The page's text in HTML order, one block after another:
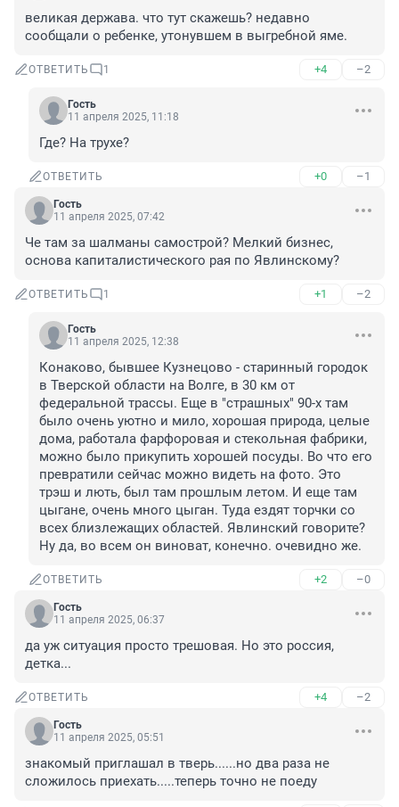
великая держава. что тут скажешь? недавно
сообщали о ребенке, утонувшем в выгребной яме.
ОТВЕТИТЬ 1 +4 –2
Гость
11 апреля 2025, 11:18
Где? На трухе?
ОТВЕТИТЬ +0 –1
Гость
11 апреля 2025, 07:42
Че там за шалманы самострой? Мелкий бизнес,
основа капиталистического рая по Явлинскому?
ОТВЕТИТЬ 1 +1 –2
Гость
11 апреля 2025, 12:38
Конаково, бывшее Кузнецово - старинный городок
в Тверской области на Волге, в 30 км от
федеральной трассы. Еще в "страшных" 90-х там
было очень уютно и мило, хорошая природа, целые
дома, работала фарфоровая и стекольная фабрики,
можно было прикупить хорошей посуды. Во что его
превратили сейчас можно видеть на фото. Это
трэш и лють, был там прошлым летом. И еще там
цыгане, очень много цыган. Туда ездят торчки со
всех близлежащих областей. Явлинский говорите?
Ну да, во всем он виноват, конечно. очевидно же.
ОТВЕТИТЬ +2 –0
Гость
11 апреля 2025, 06:37
да уж ситуация просто трешовая. Но это россия,
детка...
ОТВЕТИТЬ +4 –2
Гость
11 апреля 2025, 05:51
знакомый приглашал в тверь......но два раза не
сложилось приехать.....теперь точно не поеду